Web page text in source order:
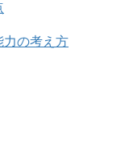
力の考え方